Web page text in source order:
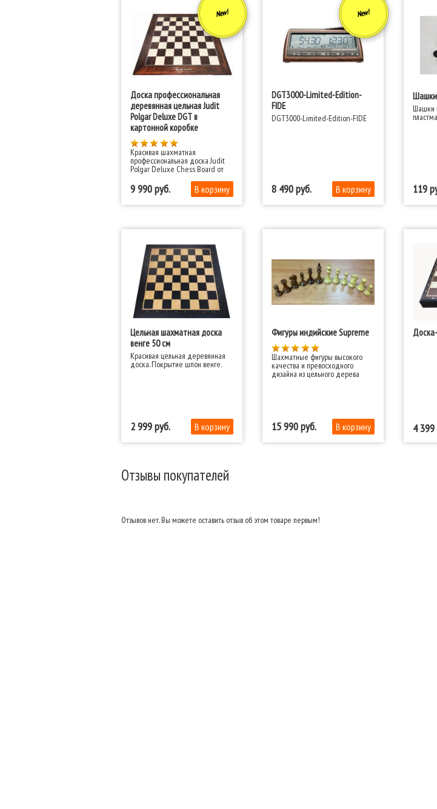
New!
Доска профессиональная
деревянная цельная Judit
Polgar Deluxe DGT в
картонной коробке
​Красивая шахматная
профессиональная доска Judit
Polgar Deluxe Chess Board​ от
шахматном мире - фирмы DGT.
9 990
New!
DGT3000-Limited-Edition-
FIDE
DGT3000-Limited-Edition-FIDE
8 490
Шашки
Шашки
119
Цельная шахматная доска
венге 50 см
Красивая цельная деревянная
доска. Покрытие шпон венге.
2 999
Фигуры индийские Supreme
Шахматные фигуры высокого
качества и превосходного
дизайна из цельного дерева
покрыты кожзаменителем.
Высота пешки – 5.2 см, короля –
10.3 см. Вес комплекта - 1.2 кг.
Производство Индия.
15 990 4 399
Отзывы покупателей
Отзывов нет. Вы можете оставить отзыв об этом товаре первым!